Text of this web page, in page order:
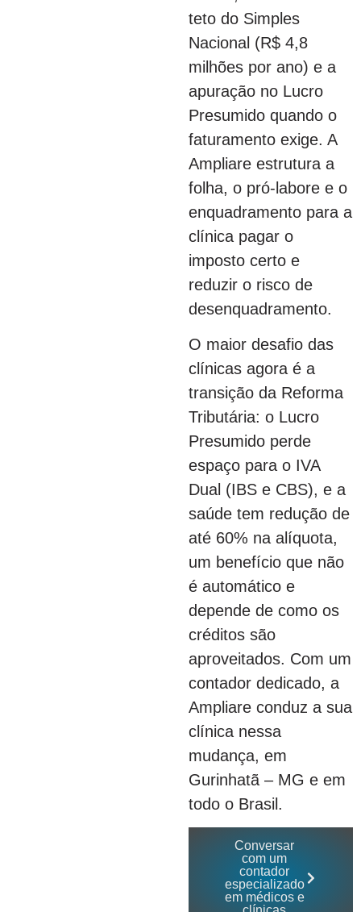
teto do Simples
Nacional (R$ 4,8
milhões por ano) e a
apuração no Lucro
Presumido quando o
faturamento exige. A
Ampliare estrutura a
folha, o pró-labore e o
enquadramento para a
clínica pagar o
imposto certo e
reduzir o risco de
desenquadramento.
O maior desafio das
clínicas agora é a
transição da Reforma
Tributária: o Lucro
Presumido perde
espaço para o IVA
Dual (IBS e CBS), e a
saúde tem redução de
até 60% na alíquota,
um benefício que não
é automático e
depende de como os
créditos são
aproveitados. Com um
contador dedicado, a
Ampliare conduz a sua
clínica nessa
mudança, em
Gurinhatã – MG e em
todo o Brasil.
Conversar
com um
contador
especializado
em médicos e